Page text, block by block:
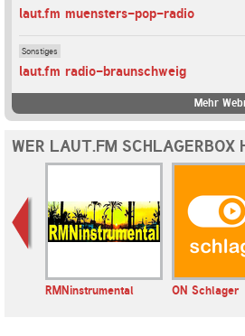
laut.fm muensters-pop-radio
Sonstiges
laut.fm radio-braunschweig
Mehr
WER LAUT.FM SCHLAGERBOX
RMNinstrumental ON Schlager